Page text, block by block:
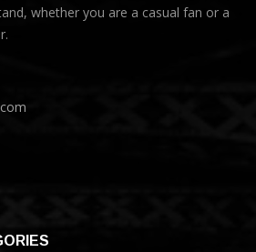
whether you are a casual fan or a